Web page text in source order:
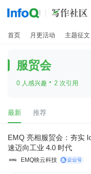
首页 月更活动 主题征文
服贸会
0 人感兴趣 · 2 次引用
最新 推荐
EMQ 亮相服贸会：夯实
速迈向工业 4.0 时代
EMQ映云科技